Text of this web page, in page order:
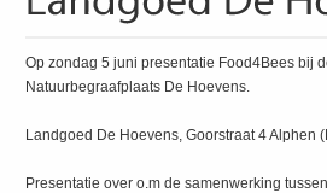
Op zondag 5 juni presentatie Food4Bees bij
Natuurbegraafplaats De Hoevens.
Landgoed De Hoevens, Goorstraat 4 Alphen
Presentatie over o.m de samenwerking